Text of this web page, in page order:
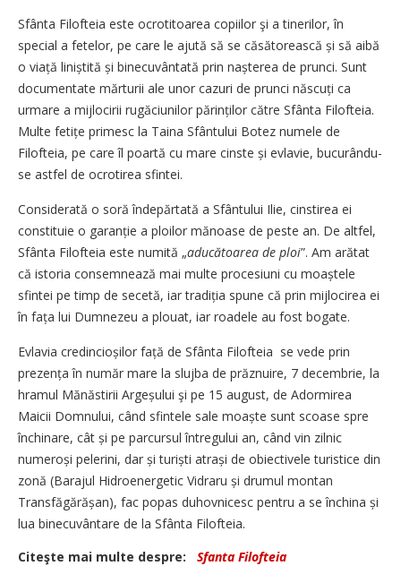
Sfânta Filofteia este ocrotitoarea copiilor şi a tinerilor, în
special a fetelor, pe care le ajută să se căsătorească și să aibă
o viață liniștită și binecuvântată prin nașterea de prunci. Sunt
documentate mărturii ale unor cazuri de prunci născuți ca
urmare a mijlocirii rugăciunilor părinților către Sfânta Filofteia.
Multe fetițe primesc la Taina Sfântului Botez numele de
Filofteia, pe care îl poartă cu mare cinste și evlavie, bucurându-
se astfel de ocrotirea sfintei.
Considerată o soră îndepărtată a Sfântului Ilie, cinstirea ei
constituie o garanție a ploilor mănoase de peste an. De altfel,
Sfânta Filofteia este numită „aducătoarea de ploi”. Am arătat
că istoria consemnează mai multe procesiuni cu moaștele
sfintei pe timp de secetă, iar tradiția spune că prin mijlocirea ei
în fața lui Dumnezeu a plouat, iar roadele au fost bogate.
Evlavia credincioșilor față de Sfânta Filofteia se vede prin
prezența în număr mare la slujba de prăznuire, 7 decembrie, la
hramul Mănăstirii Argeșului şi pe 15 august, de Adormirea
Maicii Domnului, când sfintele sale moaște sunt scoase spre
închinare, cât și pe parcursul întregului an, când vin zilnic
numeroși pelerini, dar și turiști atrași de obiectivele turistice din
zonă (Barajul Hidroenergetic Vidraru și drumul montan
Transfăgărășan), fac popas duhovnicesc pentru a se închina și
lua binecuvântare de la Sfânta Filofteia.
Citeşte mai multe despre:
Sfanta Filofteia